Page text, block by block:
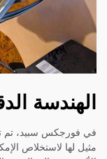
الهندسة
في فورجكس سبيد، تم
مثيل لها لاستخلاص